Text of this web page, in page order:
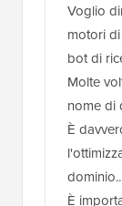
Voglio
motori
bot di
Molte
nome di
È
È